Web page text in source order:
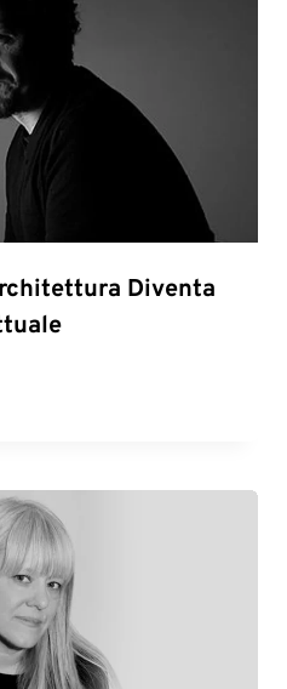
Diventa